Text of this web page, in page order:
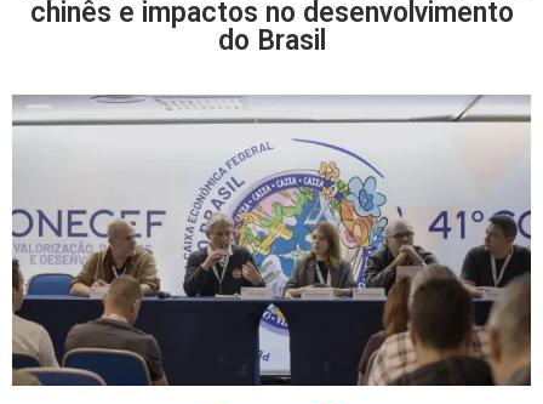
chinês e impactos no desenvolvimento
do Brasil